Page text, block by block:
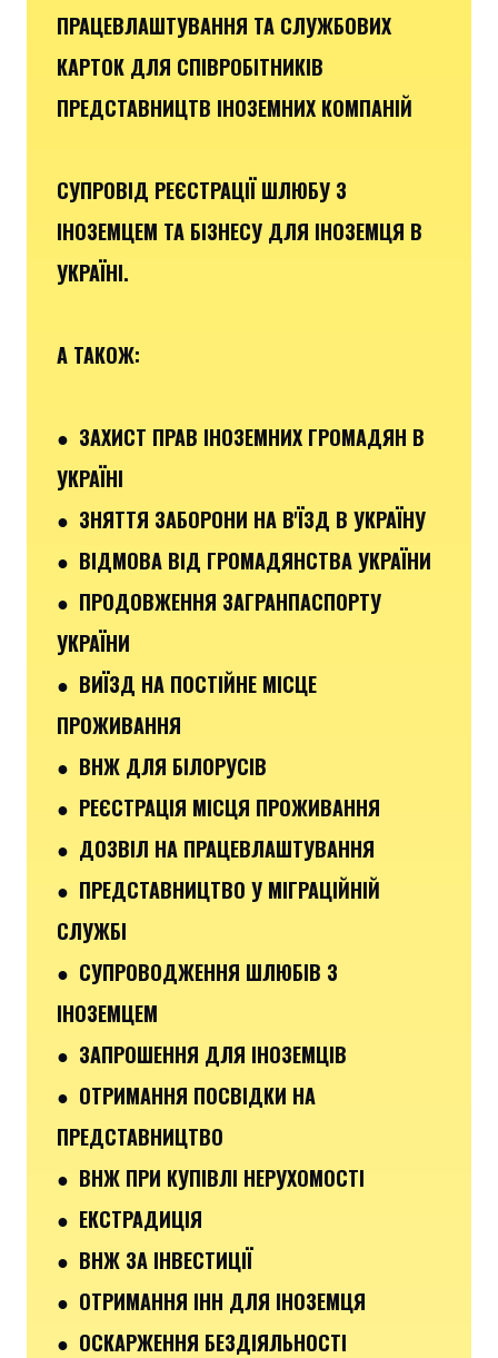
ПРАЦЕВЛАШТУВАННЯ ТА СЛУЖБОВИХ
КАРТОК ДЛЯ СПІВРОБІТНИКІВ
ПРЕДСТАВНИЦТВ ІНОЗЕМНИХ КОМПАНІЙ
СУПРОВІД РЕЄСТРАЦІЇ ШЛЮБУ З
ІНОЗЕМЦЕМ ТА БІЗНЕСУ ДЛЯ ІНОЗЕМЦЯ В
УКРАЇНІ.
А ТАКОЖ:
● ЗАХИСТ ПРАВ ІНОЗЕМНИХ ГРОМАДЯН В
УКРАЇНІ
● ЗНЯТТЯ ЗАБОРОНИ НА В'ЇЗД В УКРАЇНУ
● ВІДМОВА ВІД ГРОМАДЯНСТВА УКРАЇНИ
● ПРОДОВЖЕННЯ ЗАГРАНПАСПОРТУ
УКРАЇНИ
● ВИЇЗД НА ПОСТІЙНЕ МІСЦЕ
ПРОЖИВАННЯ
● ВНЖ ДЛЯ БІЛОРУСІВ
● РЕЄСТРАЦІЯ МІСЦЯ ПРОЖИВАННЯ
● ДОЗВІЛ НА ПРАЦЕВЛАШТУВАННЯ
● ПРЕДСТАВНИЦТВО У МІГРАЦІЙНІЙ
СЛУЖБІ
● СУПРОВОДЖЕННЯ ШЛЮБІВ З
ІНОЗЕМЦЕМ
● ЗАПРОШЕННЯ ДЛЯ ІНОЗЕМЦІВ
● ОТРИМАННЯ ПОСВІДКИ НА
ПРЕДСТАВНИЦТВО
● ВНЖ ПРИ КУПІВЛІ НЕРУХОМОСТІ
● ЕКСТРАДИЦІЯ
● ВНЖ ЗА ІНВЕСТИЦІЇ
● ОТРИМАННЯ ІНН ДЛЯ ІНОЗЕМЦЯ
● ОСКАРЖЕННЯ БЕЗДІЯЛЬНОСТІ